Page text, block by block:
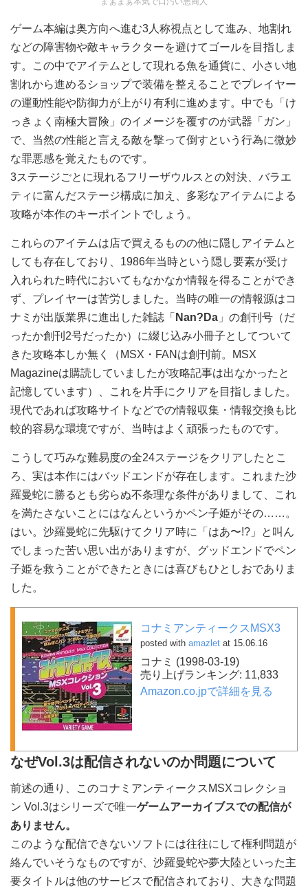
ゲーム本編は奥方向へ進む3人称視点として進み、地割れ
などの障害物や敵キャラクターを避けてゴールを目指しま
す。この中でアイテムとして現れる魚を通貨に、小さい地
割れから進めるショップで装備を整えることでプレイヤー
の運動性能や防御力が上がり有利に進めます。中でも「け
っきょく南極大冒険」のイメージを覆すのが武器「ガン」
で、当然の性能と言える敵を撃って倒すという行為に微妙
な罪悪感を覚えたものです。
3ステージごとに現れるフリーザウルスとの対決、バラエ
ティに富んだステージ構成に加え、多彩なアイテムによる
攻略が本作のキーポイントでしょう。
これらのアイテムは店で買えるものの他に隠しアイテムと
しても存在しており、1986年当時という隠し要素が受け
入れられた時代においてもなかなか情報を得ることができ
ず、プレイヤーは苦労しました。当時の唯一の情報源はコ
ナミが出版業界に進出した雑誌「 Nan?Da 」の創刊号（だ
ったか創刊2号だったか）に綴じ込み小冊子としてついて
きた攻略本しか無く（MSX・FANは創刊前。MSX
Magazineは購読していましたが攻略記事は出なかったと
記憶しています）、これを片手にクリアを目指しました。
現代であれば攻略サイトなどでの情報収集・情報交換も比
較的容易な環境ですが、当時はよく頑張ったものです。
こうして巧みな難易度の全24ステージをクリアしたとこ
ろ、実は本作にはバッドエンドが存在します。これまた沙
羅曼蛇に勝るとも劣らぬ不条理な条件がありまして、これ
を満たさないことにはなんというかペン子姫がその……。
はい。沙羅曼蛇に先駆けてクリア時に「はあ〜!?」と叫ん
でしまった苦い思い出がありますが、グッドエンドでペン
子姫を救うことができたときには喜びもひとしおでありま
した。
コナミアンティークスMSX3
posted with amazlet at 15.06.16
コナミ (1998-03-19)
売り上げランキング: 11,833
Amazon.co.jpで詳細を見る
なぜVol.3は配信されないのか問題について
前述の通り、このコナミアンティークスMSXコレクショ
ン Vol.3はシリーズで唯一ゲームアーカイブスでの配信が
ありません。
このような配信できないソフトには往往にして権利問題が
絡んでいそうなものですが、沙羅曼蛇や夢大陸といった主
要タイトルは他のサービスで配信されており、大きな問題